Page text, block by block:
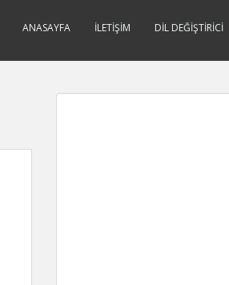
ANASAYFA İLETIŞIM DIL DEĞIŞTIRICI